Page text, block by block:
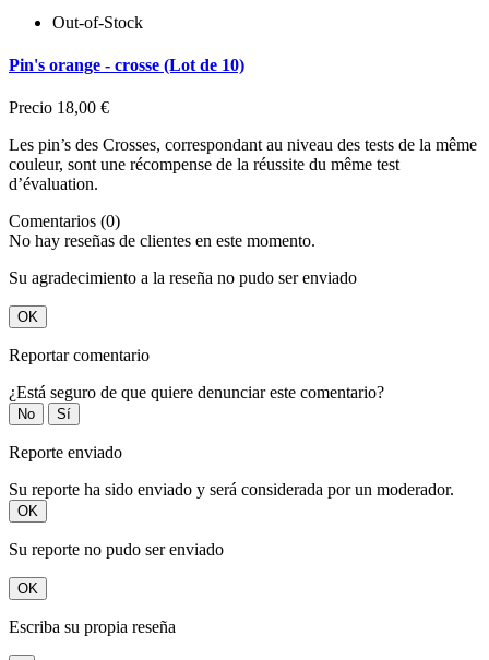
Out-of-Stock
Pin's orange - crosse (Lot de 10)
Precio 18,00 €
Les pin’s des Crosses, correspondant au niveau des tests de la même
couleur, sont une récompense de la réussite du même test
d’évaluation.
Comentarios (0)
No hay reseñas de clientes en este momento.
Su agradecimiento a la reseña no pudo ser enviado
OK
Reportar comentario
¿Está seguro de que quiere denunciar este comentario?
No Sí
Reporte enviado
Su reporte ha sido enviado y será considerada por un moderador.
OK
Su reporte no pudo ser enviado
OK
Escriba su propia reseña